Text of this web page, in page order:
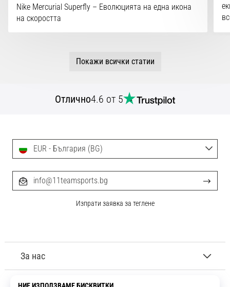
Nike Mercurial Superfly – Еволюцията на една икона
на скоростта
Покажи всички статии
Отлично4.6 от 5
За нас
Обслужване на клиенти
EUR - България (BG)
info@11teamsports.bg
Изпрати заявка за теглене